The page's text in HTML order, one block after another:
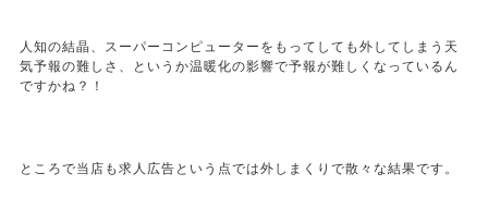
人知の結晶、スーパーコンピューターをもってしても外してしまう天
気予報の難しさ、というか温暖化の影響で予報が難しくなっているん
ですかね？！
ところで当店も求人広告という点では外しまくりで散々な結果です。